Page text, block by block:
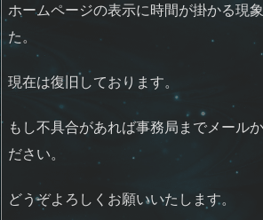
ホームページの表示に時間が掛かる現
た。
現在は復旧しております。
もし不具合があれば事務局までメール
ださい。
どうぞよろしくお願いいたします。